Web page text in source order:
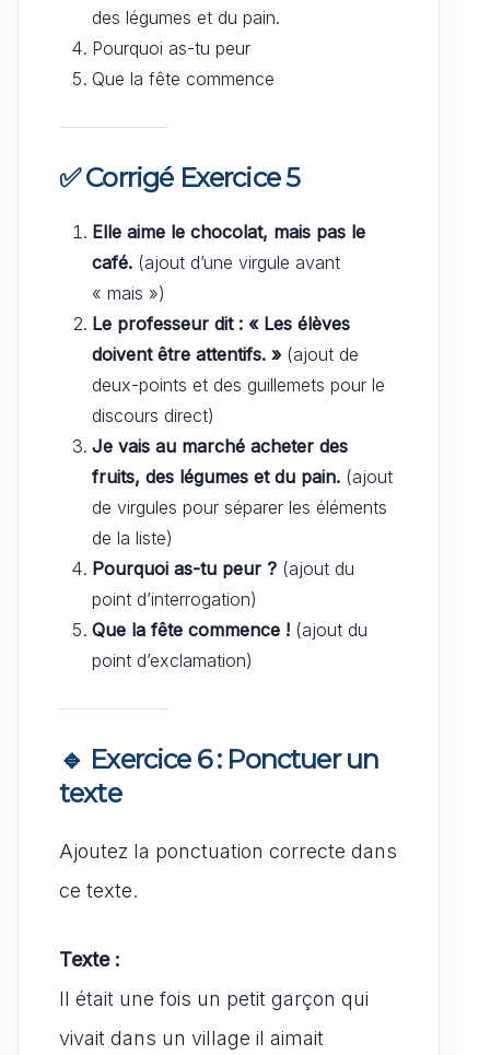
des légumes et du pain.
Pourquoi as-tu peur
Que la fête commence
✅ Corrigé Exercice 5
Elle aime le chocolat, mais pas le
café. (ajout d’une virgule avant
« mais »)
Le professeur dit : « Les élèves
doivent être attentifs. »(ajout de
deux-points et des guillemets pour le
discours direct)
Je vais au marché acheter des
fruits, des légumes et du pain. (ajout
de virgules pour séparer les éléments
de la liste)
Pourquoi as-tu peur ? (ajout du
point d’interrogation)
Que la fête commence ! (ajout du
point d’exclamation)
🔹 Exercice 6 : Ponctuer un
texte
Ajoutez la ponctuation correcte dans
ce texte.
Texte :
Il était une fois un petit garçon qui
vivait dans un village il aimait